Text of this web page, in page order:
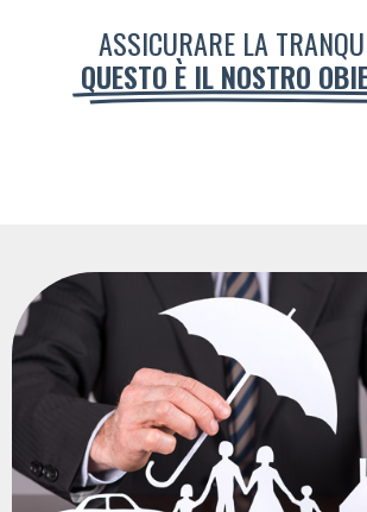
ASSICURARE LA
QUESTO È IL NOSTRO